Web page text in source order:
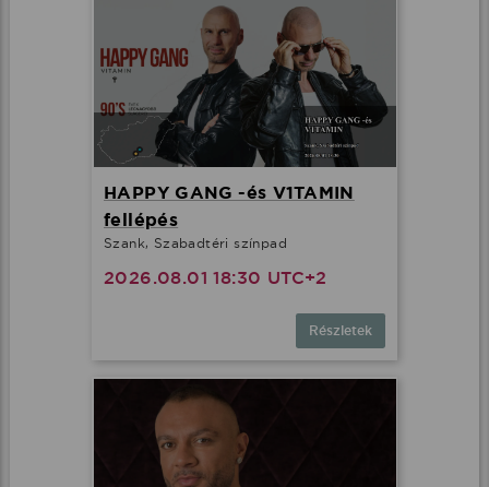
HAPPY GANG -és V1TAMIN
fellépés
Szank, Szabadtéri színpad
2026.08.01 18:30 UTC+2
Részletek